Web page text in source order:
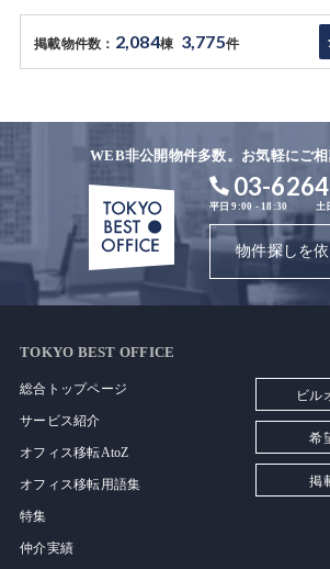
掲載物件数： 2,084棟 3,775件
WEB非公開物件多数。お気軽にご相
03-
平日 9:00 - 18:30 土
物件探しを
TOKYO BEST OFFICE
総合トップページ
サービス紹介
オフィス移転AtoZ
オフィス移転用語集
特集
仲介実績
ビル
希
掲